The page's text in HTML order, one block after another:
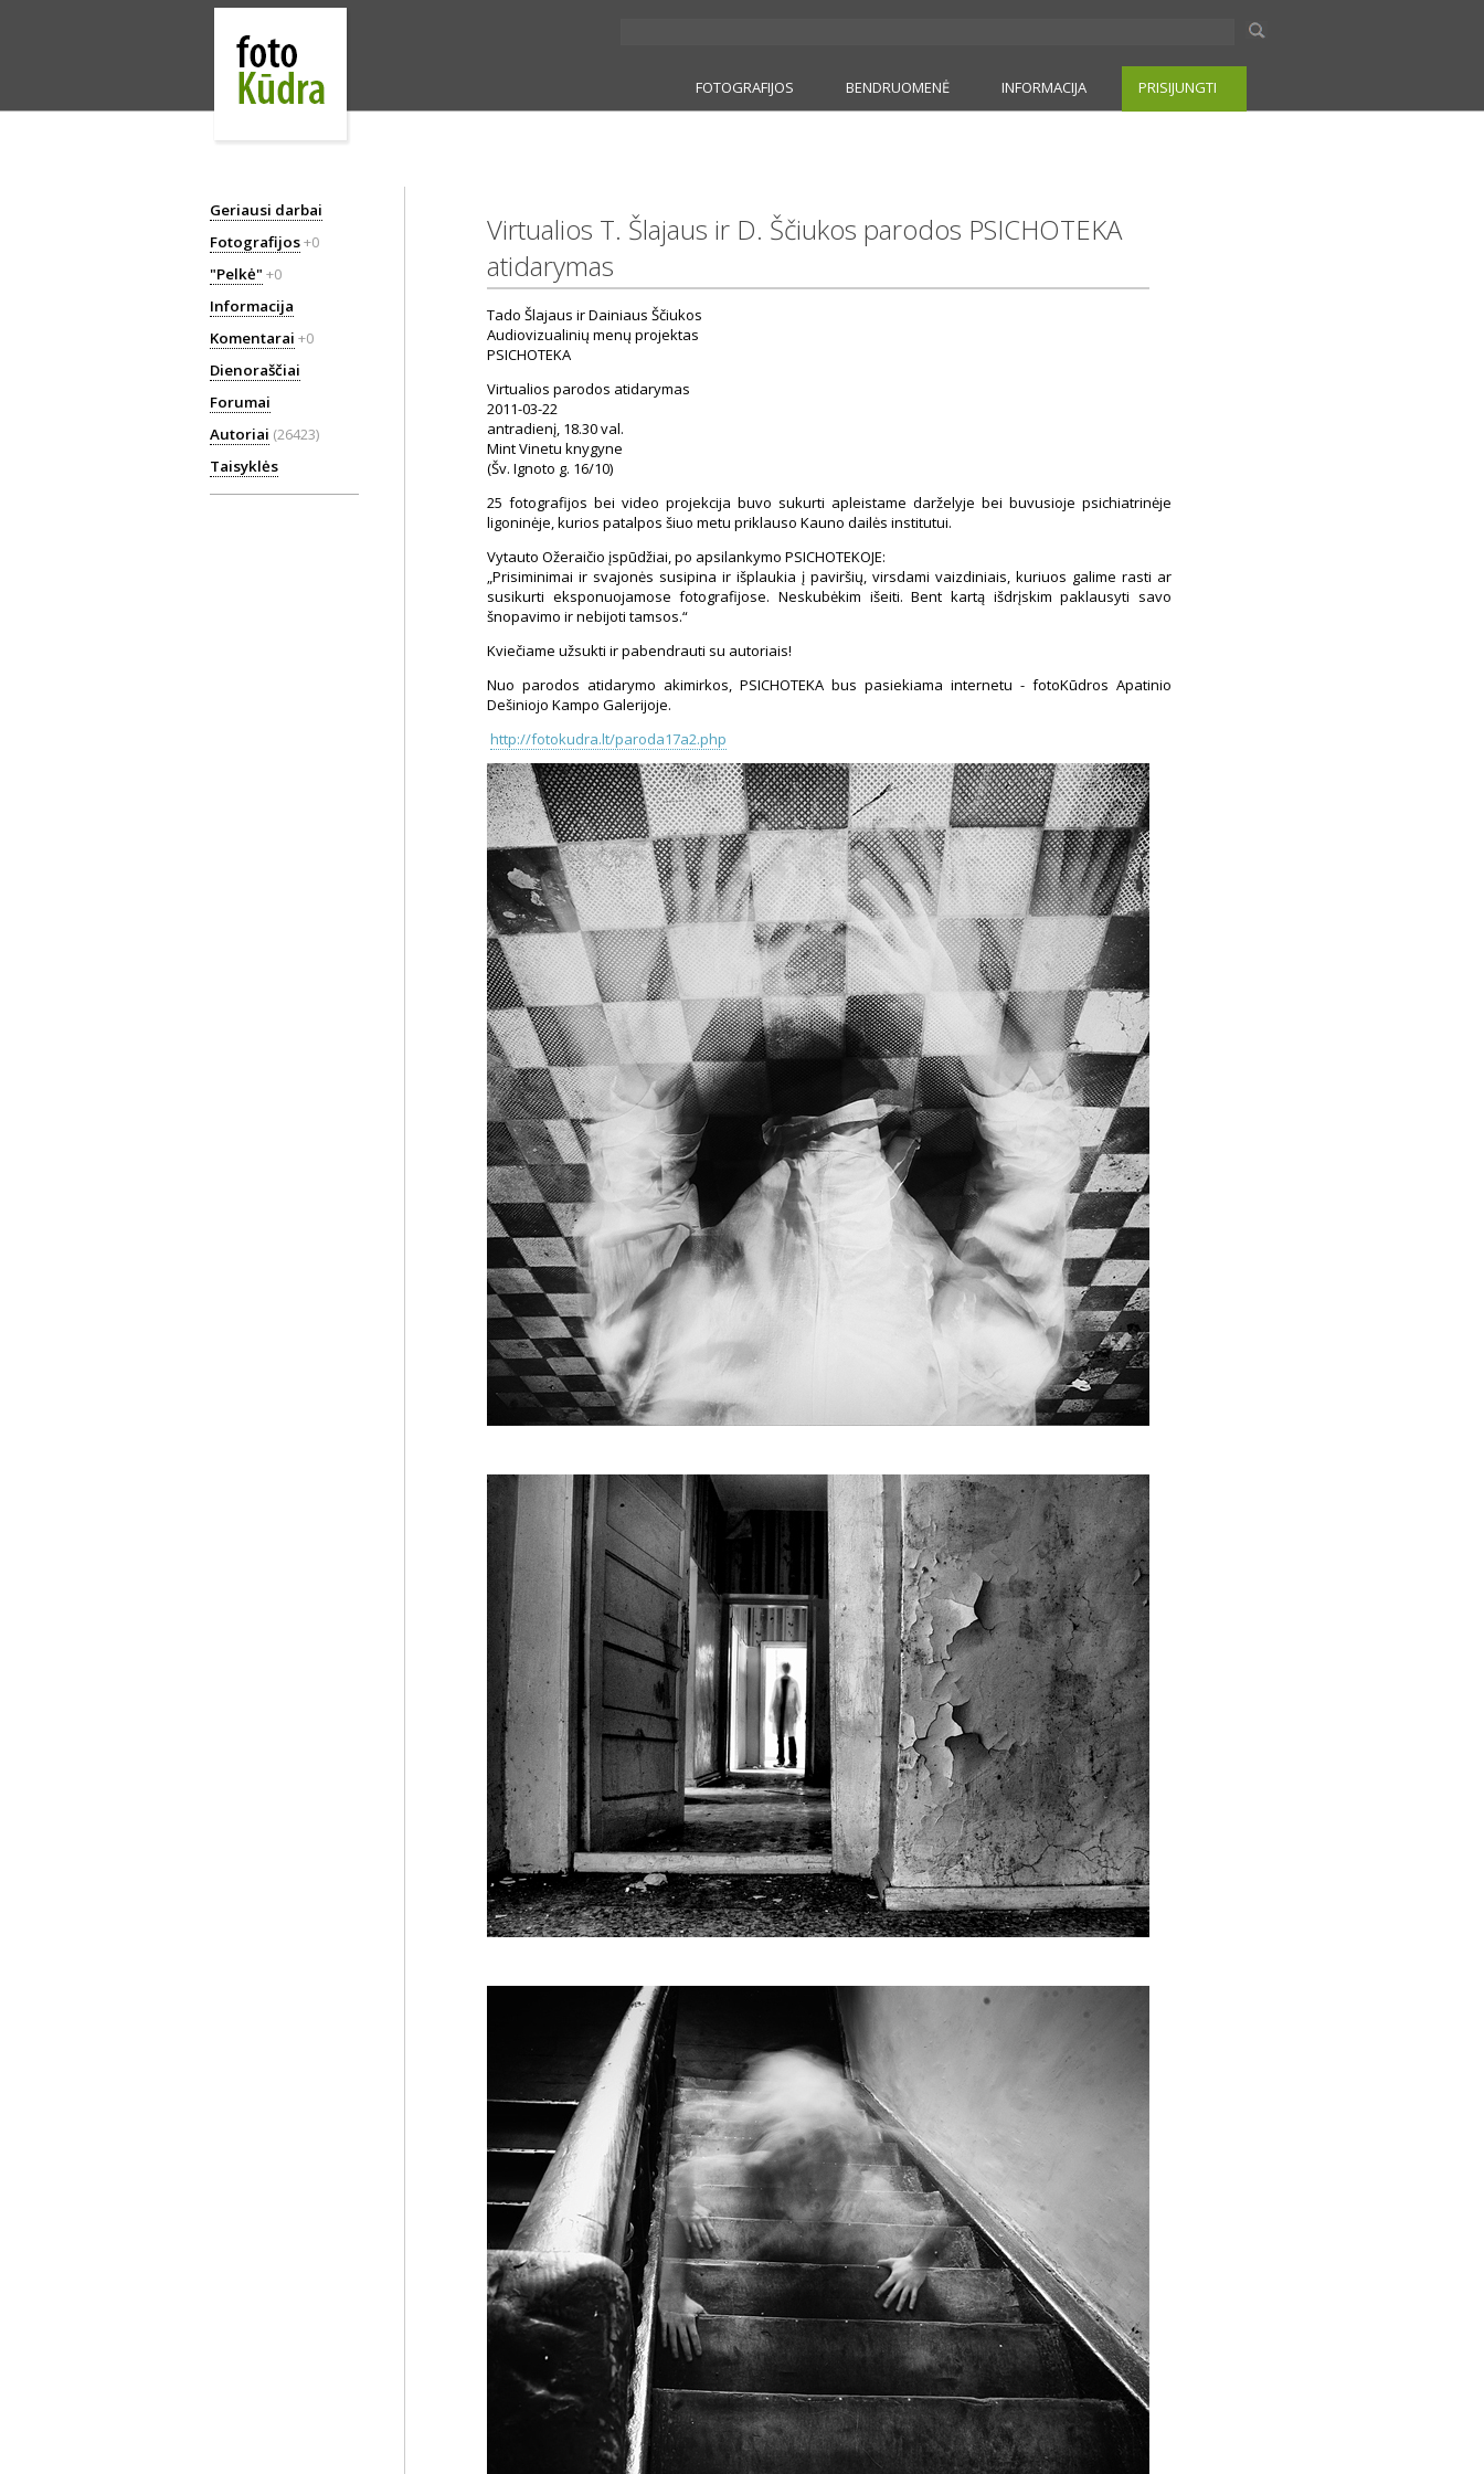
FOTOGRAFIJOS BENDRUOMENĖ INFORMACIJA PRISIJUNGTI
Geriausi darbai
Fotografijos+0
"Pelkė" +0
Informacija
Komentarai +0
Dienoraščiai
Forumai
Autoriai (26423)
Taisyklės
Virtualios T. Šlajaus ir D. Ščiukos parodos PSICHOTEKA
atidarymas
Tado Šlajaus ir Dainiaus Ščiukos
Audiovizualinių menų projektas
PSICHOTEKA
Virtualios parodos atidarymas
2011-03-22
antradienį, 18.30 val.
Mint Vinetu knygyne
(Šv. Ignoto g. 16/10)
25 fotografijos bei video projekcija buvo sukurti apleistame darželyje bei buvusioje psichiatrinėje
ligoninėje, kurios patalpos šiuo metu priklauso Kauno dailės institutui.
Vytauto Ožeraičio įspūdžiai, po apsilankymo PSICHOTEKOJE:
„Prisiminimai ir svajonės susipina ir išplaukia į paviršių, virsdami vaizdiniais, kuriuos galime rasti ar
susikurti eksponuojamose fotografijose. Neskubėkim išeiti. Bent kartą išdrįskim paklausyti savo
šnopavimo ir nebijoti tamsos.“
Kviečiame užsukti ir pabendrauti su autoriais!
Nuo parodos atidarymo akimirkos, PSICHOTEKA bus pasiekiama internetu - fotoKūdros Apatinio
Dešiniojo Kampo Galerijoje.
http://fotokudra.lt/paroda17a2.php